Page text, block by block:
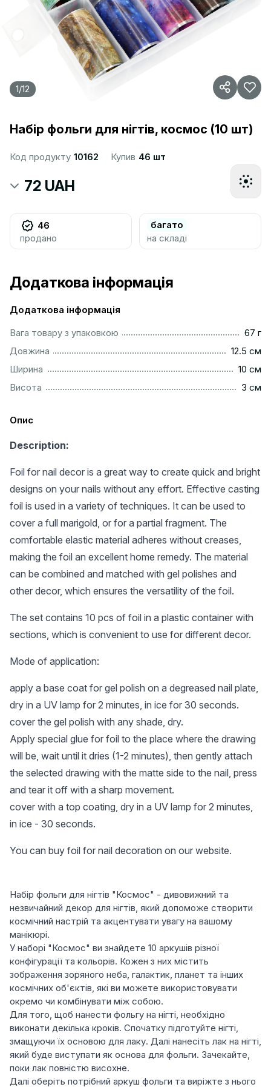
1/12
Набір фольги для нігтів, космос (10 шт)
Код продукту 10162 Купив 46 шт
72 UAH
46
продано
багато
на складі
Додаткова інформація
Додаткова інформація
Вага товару з упаковкою
67 г
Довжина
12.5 см
Ширина
10 см
Висота
3 см
Опис
Description:
Foil for nail decor is a great way to create quick and bright
designs on your nails without any effort. Effective casting
foil is used in a variety of techniques. It can be used to
cover a full marigold, or for a partial fragment. The
comfortable elastic material adheres without creases,
making the foil an excellent home remedy. The material
can be combined and matched with gel polishes and
other decor, which ensures the versatility of the foil.
The set contains 10 pcs of foil in a plastic container with
sections, which is convenient to use for different decor.
Mode of application:
apply a base coat for gel polish on a degreased nail plate,
dry in a UV lamp for 2 minutes, in ice for 30 seconds.
cover the gel polish with any shade, dry.
Apply special glue for foil to the place where the drawing
will be, wait until it dries (1-2 minutes), then gently attach
the selected drawing with the matte side to the nail, press
and tear it off with a sharp movement.
cover with a top coating, dry in a UV lamp for 2 minutes,
in ice - 30 seconds.
You can buy foil for nail decoration on our website.
Набір фольги для нігтів "Космос" - дивовижний та
незвичайний декор для нігтів, який допоможе створити
космічний настрій та акцентувати увагу на вашому
манікюрі.
У наборі "Космос" ви знайдете 10 аркушів різної
конфігурації та кольорів. Кожен з них містить
зображення зоряного неба, галактик, планет та інших
космічних об'єктів, які ви можете використовувати
окремо чи комбінувати між собою.
Для того, щоб нанести фольгу на нігті, необхідно
виконати декілька кроків. Спочатку підготуйте нігті,
змащуючи їх основою для лаку. Далі нанесіть лак на нігті,
який буде виступати як основа для фольги. Зачекайте,
поки лак повністю висохне.
Далі оберіть потрібний аркуш фольги та виріжте з нього